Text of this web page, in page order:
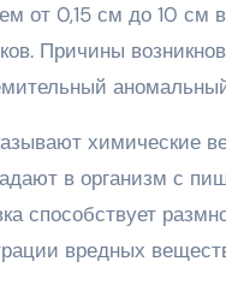
от 0,15 см до 10
Причины
химические
в организм с
способствует
вредных